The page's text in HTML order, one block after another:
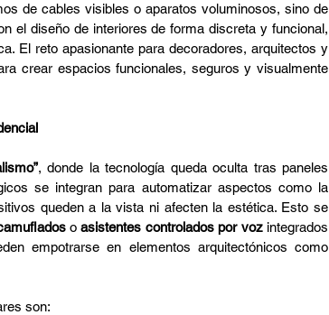
de cables visibles o aparatos voluminosos, sino de
el diseño de interiores de forma discreta y funcional,
El reto apasionante para decoradores, arquitectos y
crear espacios funcionales, seguros y visualmente
, donde la tecnología queda oculta tras paneles
se integran para automatizar aspectos como la
queden a la vista ni afecten la estética. Esto se
o asistentes controlados por voz integrados
empotrarse en elementos arquitectónicos como
son: